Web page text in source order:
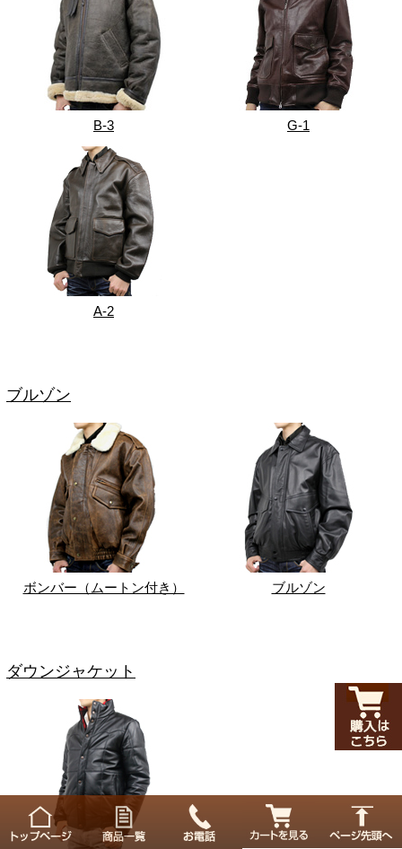
B-3 G-1
A-2
ブルゾン
ボンバー（ムートン付き） ブルゾン
ダウンジャケット